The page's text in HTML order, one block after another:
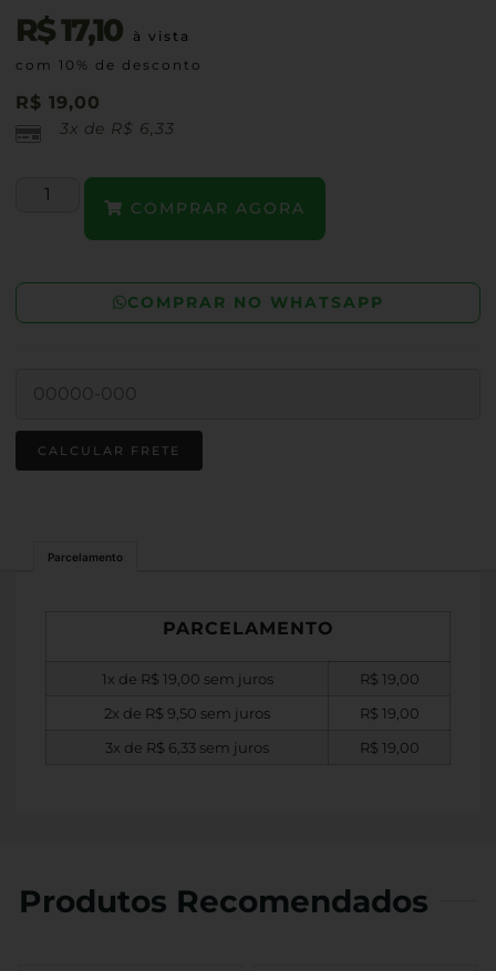
R$17,10
à vista
com 10% de desconto
R$ 19,00
3x de R$ 6,33
COMPRAR AGORA
COMPRAR NO WHATSAPP
Parcelamento
PARCELAMENTO
1x de R$ 19,00 sem juros R$ 19,00
2x de R$ 9,50 sem juros R$ 19,00
3x de R$ 6,33 sem juros R$ 19,00
Produtos Recomendados